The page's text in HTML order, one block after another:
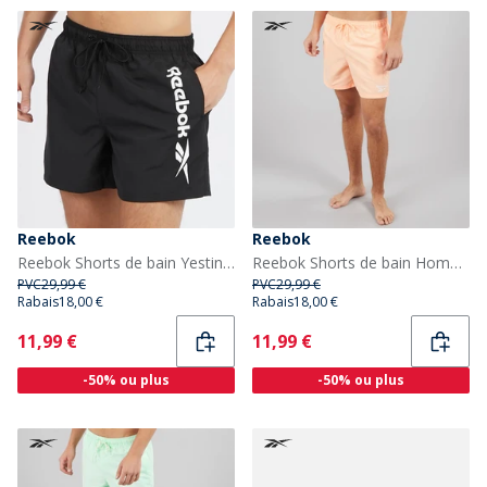
Reebok
Reebok Shorts de bain Yestin Homme Noir
PVC29,99 €
Rabais18,00 €
Current
11,99 €
-50% ou plus
Reebok
Reebok Shorts de bain Homme Yale Peach
PVC29,99 €
Rabais18,00 €
Current
11,99 €
-50% ou plus